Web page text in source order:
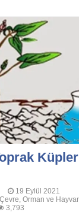
19 Eylül 2021
Orman ve
3,793